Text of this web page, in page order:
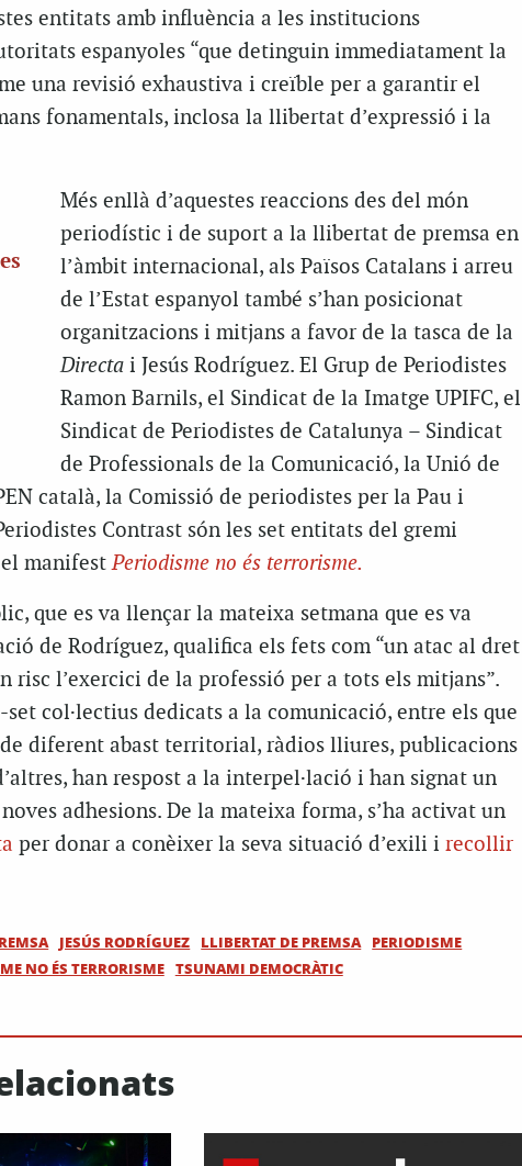
entitats amb influència a les institucions
espanyoles “que detinguin immediatament la
una revisió exhaustiva i creïble per a garantir el
fonamentals, inclosa la llibertat d’expressió i la
Més enllà d’aquestes reaccions des del món
periodístic i de suport a la llibertat de premsa en
l’àmbit internacional, als Països Catalans i arreu
de l’Estat espanyol també s’han posicionat
organitzacions i mitjans a favor de la tasca de la
Directai Jesús Rodríguez. El Grup de Periodistes
Ramon Barnils, el Sindicat de la Imatge UPIFC, el
Sindicat de Periodistes de Catalunya – Sindicat
de Professionals de la Comunicació, la Unió de
català, la Comissió de periodistes per la Pau i
Contrast són les set entitats del gremi
manifestPeriodisme no és terrorisme.
que es va llençar la mateixa setmana que es va
de Rodríguez, qualifica els fets com “un atac al dret
risc l’exercici de la professió per a tots els mitjans”.
col·lectius dedicats a la comunicació, entre els que
diferent abast territorial, ràdios lliures, publicacions
han respost a la interpel·lació i han signat un
adhesions. De la mateixa forma, s’ha activat un
per donar a conèixer la seva situació d’exili i recollir
JESÚS RODRÍGUEZ LLIBERTAT DE PREMSA PERIODISME
NO ÉS TERRORISME TSUNAMI DEMOCRÀTIC